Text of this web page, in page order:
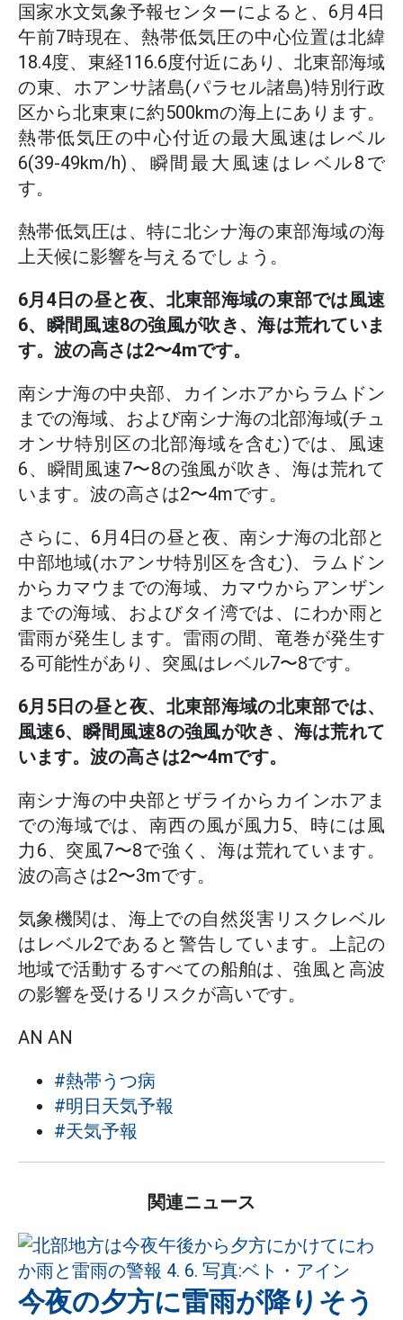
国家水文気象予報センターによると、6月4日
午前7時現在、熱帯低気圧の中心位置は北緯
18.4度、東経116.6度付近にあり、北東部海域
の東、ホアンサ諸島(パラセル諸島)特別行政
区から北東東に約500kmの海上にあります。
熱帯低気圧の中心付近の最大風速はレベル
6(39-49km/h)、瞬間最大風速はレベル8で
す。
熱帯低気圧は、特に北シナ海の東部海域の海
上天候に影響を与えるでしょう。
6月4日の昼と夜、北東部海域の東部では風速
6、瞬間風速8の強風が吹き、海は荒れていま
す。波の高さは2〜4mです。
南シナ海の中央部、カインホアからラムドン
までの海域、および南シナ海の北部海域(チュ
オンサ特別区の北部海域を含む)では、風速
6、瞬間風速7〜8の強風が吹き、海は荒れて
います。波の高さは2〜4mです。
さらに、6月4日の昼と夜、南シナ海の北部と
中部地域(ホアンサ特別区を含む)、ラムドン
からカマウまでの海域、カマウからアンザン
までの海域、およびタイ湾では、にわか雨と
雷雨が発生します。雷雨の間、竜巻が発生す
る可能性があり、突風はレベル7〜8です。
6月5日の昼と夜、北東部海域の北東部では、
風速6、瞬間風速8の強風が吹き、海は荒れて
います。波の高さは2〜4mです。
南シナ海の中央部とザライからカインホアま
での海域では、南西の風が風力5、時には風
力6、突風7〜8で強く、海は荒れています。
波の高さは2〜3mです。
気象機関は、海上での自然災害リスクレベル
はレベル2であると警告しています。上記の
地域で活動するすべての船舶は、強風と高波
の影響を受けるリスクが高いです。
AN AN
#熱帯うつ病
#明日天気予報
#天気予報
関連ニュース
今夜の夕方に雷雨が降りそう